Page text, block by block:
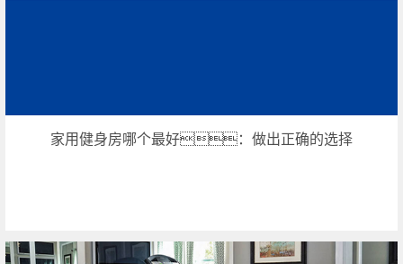
家用健身房哪个最好：做出正确的选择